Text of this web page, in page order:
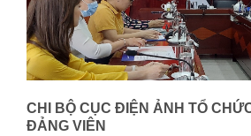
CHI BỘ CỤC ĐIỆN ẢNH TỔ
ĐẢNG VIÊN